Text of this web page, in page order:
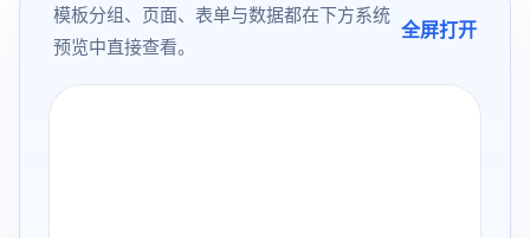
模板分组、页面、表单与数据都在下方系统
预览中直接查看。
全屏打开